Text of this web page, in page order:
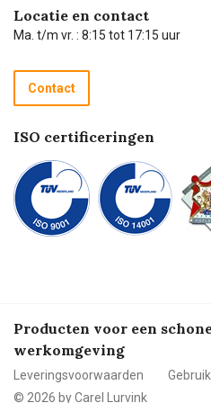
Hulp op afstand
Technische dienst
Recycle programma
Betalen
Carel de podcast
Locatie en contact
Ma. t/m vr. : 8:15 tot 17:15 uur
Contact
ISO certificeringen
Producten voor een
werkomgeving
Leveringsvoorwaarden
© 2026 by Carel Lurvink